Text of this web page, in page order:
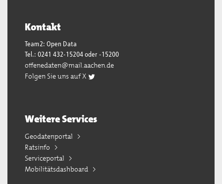
Kontakt
Team2: Open Data
Tel.: 0241 432-15204 oder -15200
offenedaten@mail.aachen.de
Folgen Sie uns auf X
Weitere Services
Geodatenportal
Ratsinfo
Serviceportal
Mobilitätsdashboard